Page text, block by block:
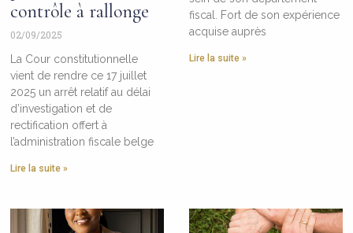
contrôle à rallonge
02/09/2025
La Cour constitutionnelle
vient de rendre ce 17 juillet
2025 un arrêt relatif au délai
d’investigation et de
rectification offert à
l’administration fiscale belge
Lire la suite »
fiscal. Fort de son expérience
acquise auprès
Lire la suite »